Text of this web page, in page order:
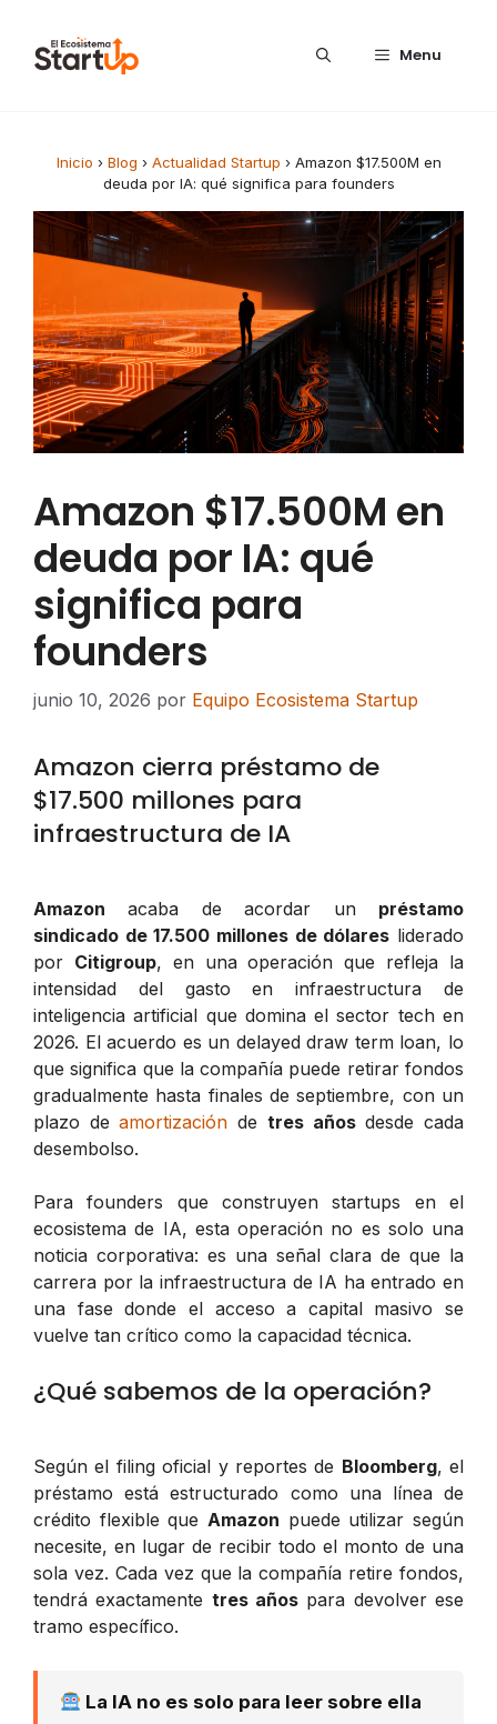
Menu
Inicio › Blog › Actualidad Startup › Amazon $17.500M en
deuda por IA: qué significa para founders
Amazon $17.500M en
deuda por IA: qué
significa para
founders
junio 10, 2026 por Equipo Ecosistema Startup
Amazon cierra préstamo de
$17.500 millones para
infraestructura de IA
Amazon acaba de acordar un préstamo
sindicado de 17.500 millones de dólares liderado
por Citigroup, en una operación que refleja la
intensidad del gasto en infraestructura de
inteligencia artificial que domina el sector tech en
2026. El acuerdo es un delayed draw term loan, lo
que significa que la compañía puede retirar fondos
gradualmente hasta finales de septiembre, con un
plazo deamortización de tres añosdesde cada
desembolso.
Para founders que construyen startups en el
ecosistema de IA, esta operación no es solo una
noticia corporativa: es una señal clara de que la
carrera por la infraestructura de IA ha entrado en
una fase donde el acceso a capital masivo se
vuelve tan crítico como la capacidad técnica.
¿Qué sabemos de la operación?
Según el filing oficial y reportes de Bloomberg, el
préstamo está estructurado como una línea de
crédito flexible que Amazon puede utilizar según
necesite, en lugar de recibir todo el monto de una
sola vez. Cada vez que la compañía retire fondos,
tendrá exactamente tres años para devolver ese
tramo específico.
La IA no es solo para leer sobre ella